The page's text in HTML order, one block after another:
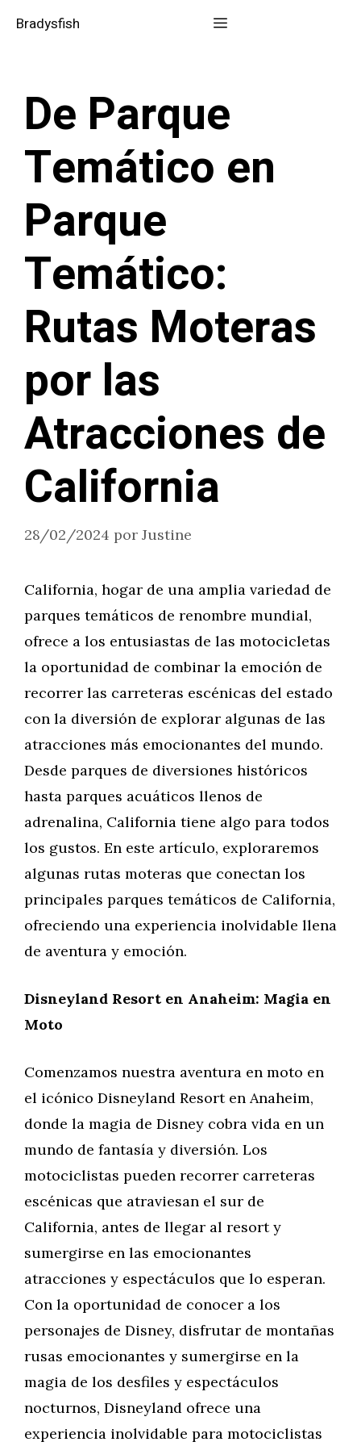
Bradysfish Menú
De Parque
Temático en
Parque
Temático:
Rutas Moteras
por las
Atracciones de
California
28/02/2024 por Justine
California, hogar de una amplia variedad de
parques temáticos de renombre mundial,
ofrece a los entusiastas de las motocicletas
la oportunidad de combinar la emoción de
recorrer las carreteras escénicas del estado
con la diversión de explorar algunas de las
atracciones más emocionantes del mundo.
Desde parques de diversiones históricos
hasta parques acuáticos llenos de
adrenalina, California tiene algo para todos
los gustos. En este artículo, exploraremos
algunas rutas moteras que conectan los
principales parques temáticos de California,
ofreciendo una experiencia inolvidable llena
de aventura y emoción.
Disneyland Resort en Anaheim: Magia en
Moto
Comenzamos nuestra aventura en moto en
el icónico Disneyland Resort en Anaheim,
donde la magia de Disney cobra vida en un
mundo de fantasía y diversión. Los
motociclistas pueden recorrer carreteras
escénicas que atraviesan el sur de
California, antes de llegar al resort y
sumergirse en las emocionantes
atracciones y espectáculos que lo esperan.
Con la oportunidad de conocer a los
personajes de Disney, disfrutar de montañas
rusas emocionantes y sumergirse en la
magia de los desfiles y espectáculos
nocturnos, Disneyland ofrece una
experiencia inolvidable para motociclistas